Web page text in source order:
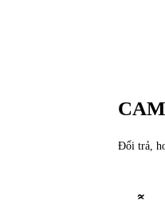
Đổi trả,